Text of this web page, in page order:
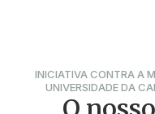
INICIATIVA CONTRA A
UNIVERSIDADE DA